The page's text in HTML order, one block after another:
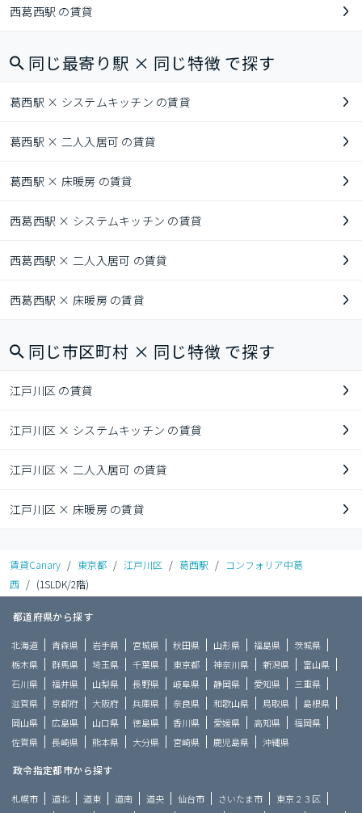
西葛西駅 の賃貸
同じ最寄り駅 × 同じ特徴 で探す
葛西駅 × システムキッチン の賃貸
葛西駅 × 二人入居可 の賃貸
葛西駅 × 床暖房 の賃貸
西葛西駅 × システムキッチン の賃貸
西葛西駅 × 二人入居可 の賃貸
西葛西駅 × 床暖房 の賃貸
同じ市区町村 × 同じ特徴 で探す
江戸川区 の賃貸
江戸川区 × システムキッチン の賃貸
江戸川区 × 二人入居可 の賃貸
江戸川区 × 床暖房 の賃貸
賃貸Canary / 東京都 / 江戸川区 / 葛西駅 / コンフォリア中葛
西 / (1SLDK/2階)
都道府県から探す
北海道 青森県 岩手県 宮城県 秋田県 山形県 福島県
茨城県
栃木県
群馬県 埼玉県 千葉県 東京都 神奈川県 新潟県
富山県
石川県
福井県 山梨県 長野県 岐阜県 静岡県 愛知県
三重県
滋賀県
京都府 大阪府 兵庫県 奈良県 和歌山県 鳥取県
島根県
岡山県
広島県 山口県 徳島県 香川県 愛媛県 高知県
福岡県
佐賀県
長崎県 熊本県 大分県 宮崎県 鹿児島県 沖縄県
政令指定都市から探す
札幌市 道北 道東 道南 道央 仙台市 さいたま市
東京２３区